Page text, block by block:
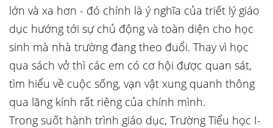
lớn và xa hơn - đó chính là ý nghĩa của triết lý giáo
dục hướng tới sự chủ động và toàn diện cho học
sinh mà nhà trường đang theo đuổi. Thay vì học
qua sách vở thì các em có cơ hội được quan sát,
tìm hiểu về cuộc sống, vạn vật xung quanh thông
qua lăng kính rất riêng của chính mình.
Trong suốt hành trình giáo dục, Trường Tiểu học I-